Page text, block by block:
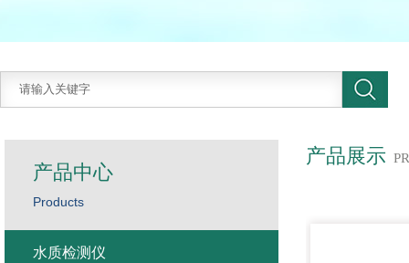
产品展示
产品中心
Products
水质检测仪